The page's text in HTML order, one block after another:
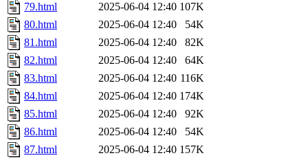
79.html
2025-06-04 12:40 107K
80.html
2025-06-04 12:40
54K
81.html
2025-06-04 12:40
82K
82.html
2025-06-04 12:40
64K
83.html
2025-06-04 12:40 116K
84.html
2025-06-04 12:40 174K
85.html
2025-06-04 12:40
92K
86.html
2025-06-04 12:40
54K
87.html
2025-06-04 12:40 157K